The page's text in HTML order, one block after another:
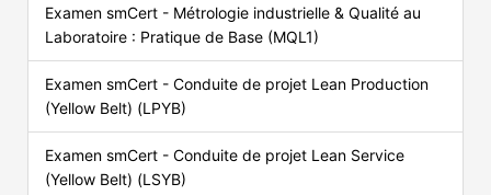
Examen smCert - Métrologie industrielle & Qualité au
Laboratoire : Pratique de Base (MQL1)
Examen smCert - Conduite de projet Lean Production
(Yellow Belt) (LPYB)
Examen smCert - Conduite de projet Lean Service
(Yellow Belt) (LSYB)